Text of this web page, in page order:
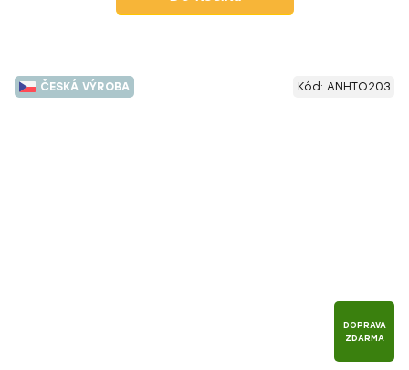
ČESKÁ VÝROBA
DOPRAVA
ZDARMA
Kód: ANHTO203